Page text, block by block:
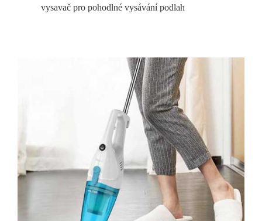
vysavač pro pohodlné vysávání podlah